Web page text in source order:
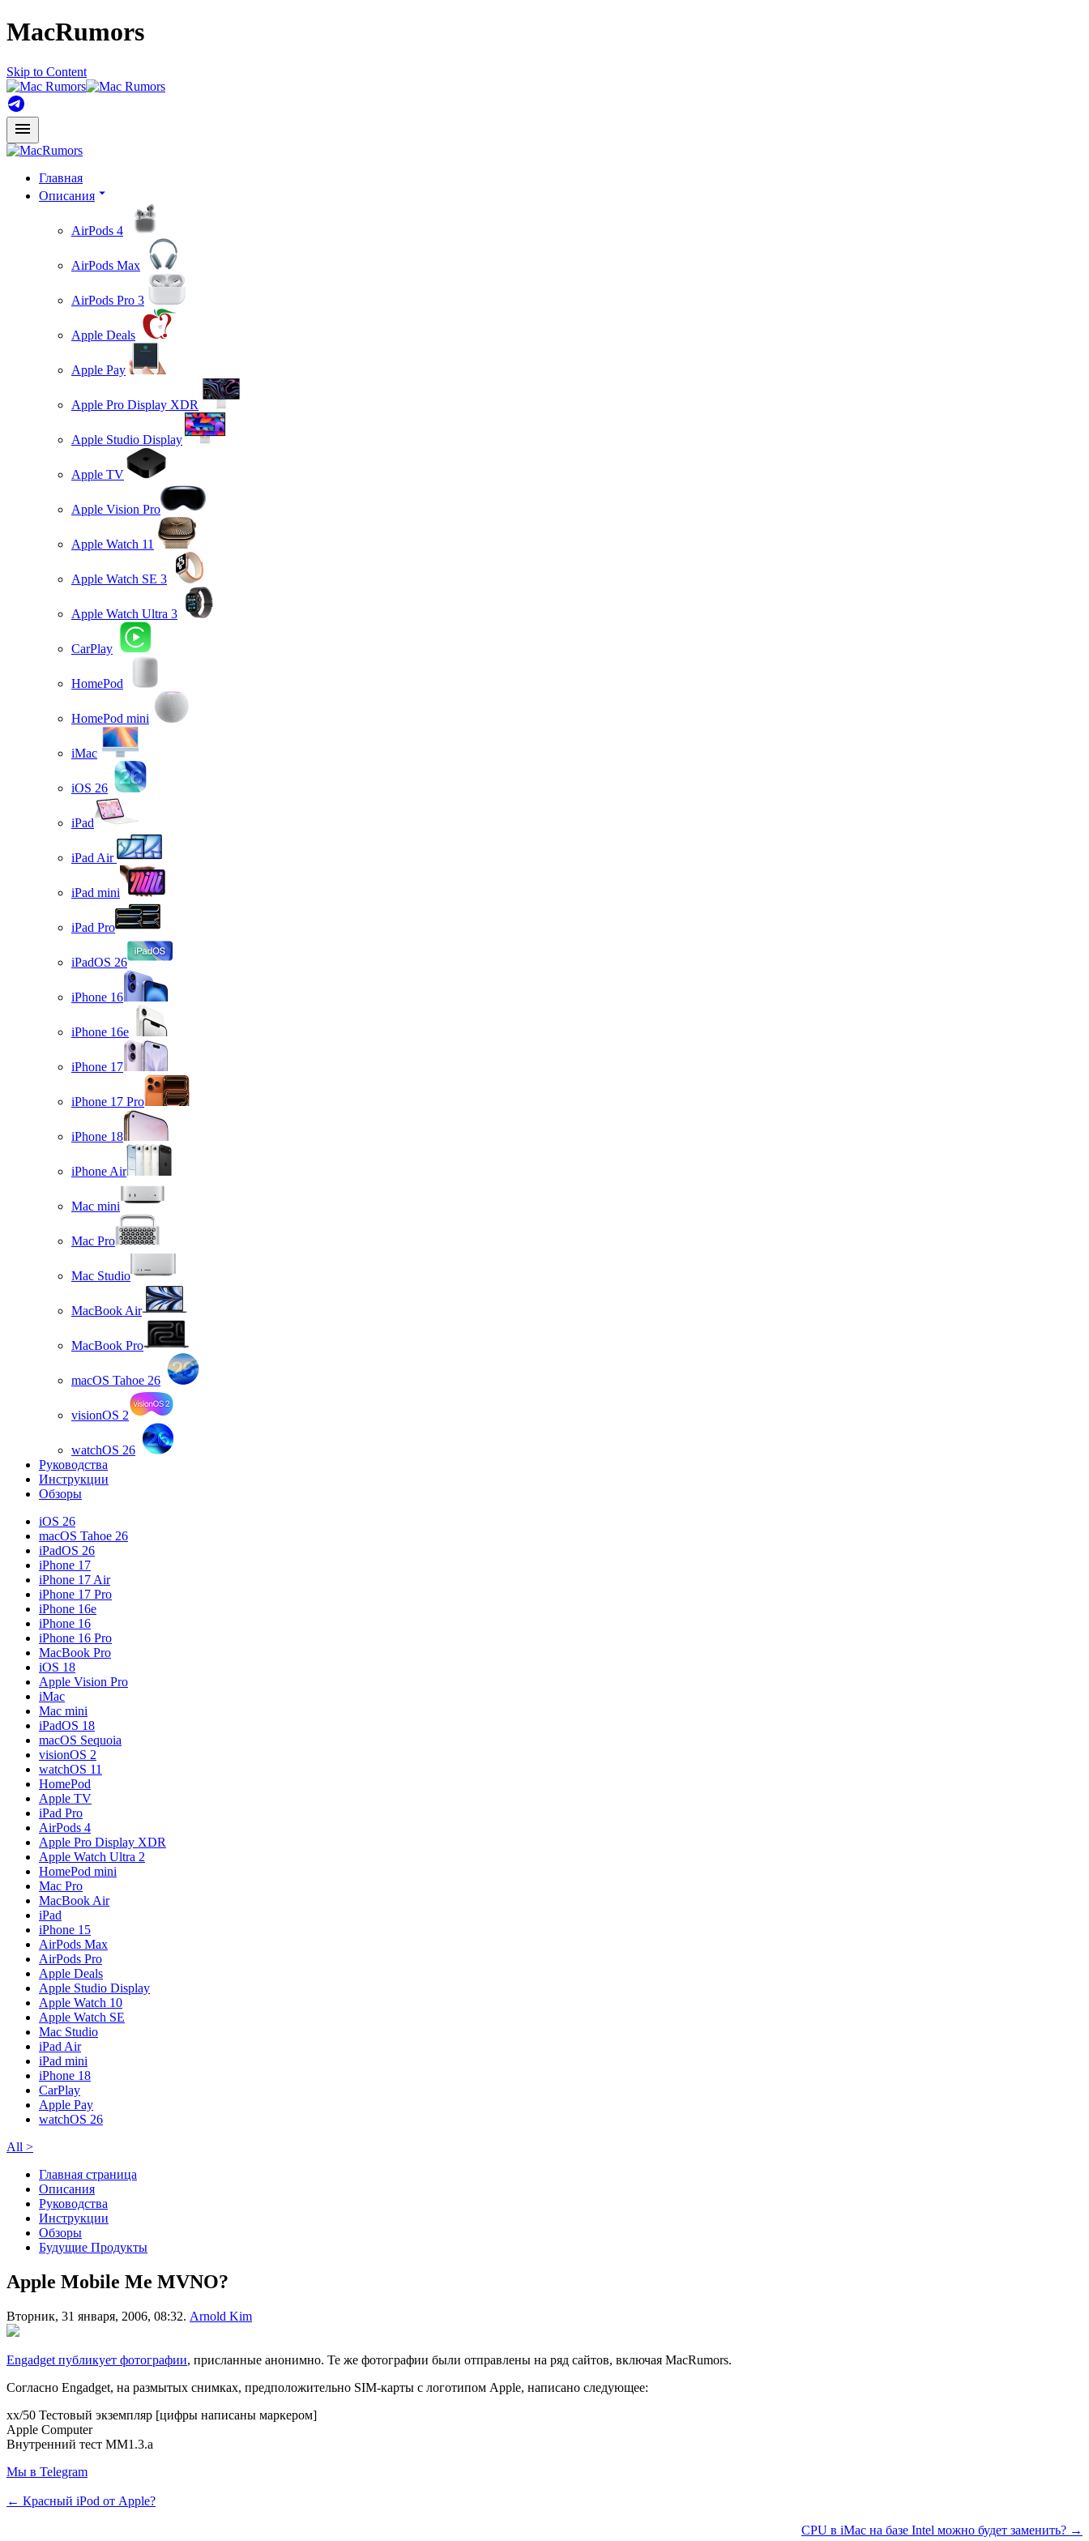
MacRumors
Skip to Content
Главная
Описания
AirPods 4
AirPods Max
AirPods Pro 3
Apple Deals
Apple Pay
Apple Pro Display XDR
Apple Studio Display
Apple TV
Apple Vision Pro
Apple Watch 11
Apple Watch SE 3
Apple Watch Ultra 3
CarPlay
HomePod
HomePod mini
iMac
iOS 26
iPad
iPad Air
iPad mini
iPad Pro
iPadOS 26
iPhone 16
iPhone 16e
iPhone 17
iPhone 17 Pro
iPhone 18
iPhone Air
Mac mini
Mac Pro
Mac Studio
MacBook Air
MacBook Pro
macOS Tahoe 26
visionOS 2
watchOS 26
Руководства
Инструкции
Обзоры
iOS 26
macOS Tahoe 26
iPadOS 26
iPhone 17
iPhone 17 Air
iPhone 17 Pro
iPhone 16e
iPhone 16
iPhone 16 Pro
MacBook Pro
iOS 18
Apple Vision Pro
iMac
Mac mini
iPadOS 18
macOS Sequoia
visionOS 2
watchOS 11
HomePod
Apple TV
iPad Pro
AirPods 4
Apple Pro Display XDR
Apple Watch Ultra 2
HomePod mini
Mac Pro
MacBook Air
iPad
iPhone 15
AirPods Max
AirPods Pro
Apple Deals
Apple Studio Display
Apple Watch 10
Apple Watch SE
Mac Studio
iPad Air
iPad mini
iPhone 18
CarPlay
Apple Pay
watchOS 26
All >
Главная страница
Описания
Руководства
Инструкции
Обзоры
Будущие Продукты
Apple Mobile Me MVNO?
Вторник, 31 января, 2006, 08:32. Arnold Kim
Engadget публикует фотографии, присланные анонимно. Те же фотографии были отправлены на ряд сайтов, включая MacRumors.
Согласно Engadget, на размытых снимках, предположительно SIM-карты с логотипом Apple, написано следующее:
xx/50 Тестовый экземпляр [цифры написаны маркером]
Apple Computer
Внутренний тест MM1.3.a
Мы в Telegram
← Красный iPod от Apple?
CPU в iMac на базе Intel можно будет заменить? →